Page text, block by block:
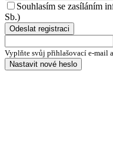
Souhlasím se zasíláním
Sb.)
Odeslat registraci
Vyplňte svůj přihlašovací e-mail
Nastavit nové heslo